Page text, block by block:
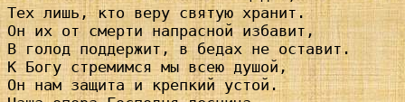
Тех лишь, кто веру святую хранит.
Он их от смерти напрасной избавит,
В голод поддержит, в бедах не оставит.
К Богу стремимся мы всею душой,
Он нам защита и крепкий устой.